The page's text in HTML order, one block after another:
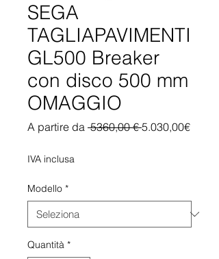
SEGA
TAGLIAPAVIMENTI
GL500 Breaker
con disco 500 mm
OMAGGIO
A partire da 5360,00 € Prezzo
5.030,00€
scontato
IVA inclusa
Modello *
Quantità *